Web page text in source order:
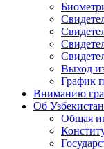
Выход
График
Вниманию
Об
Общая